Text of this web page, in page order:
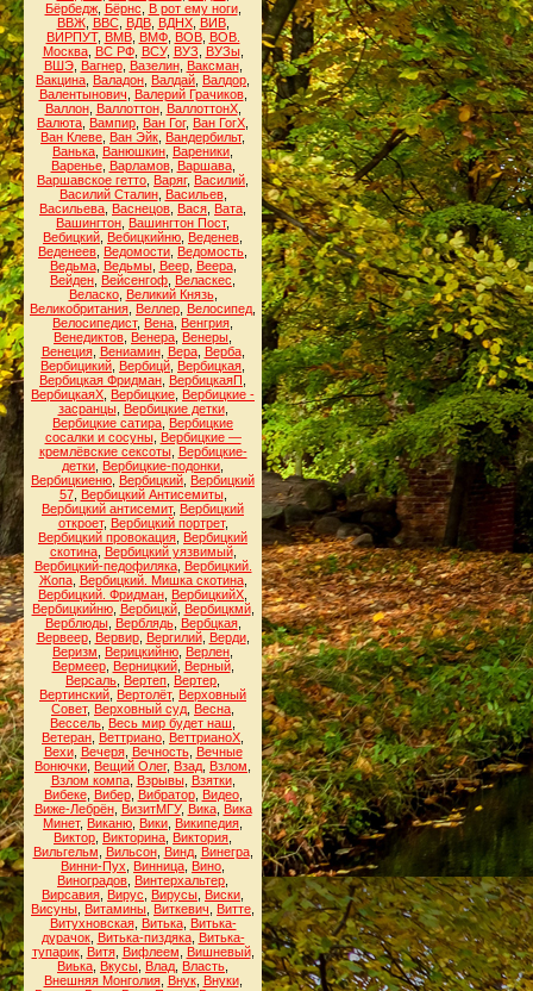
Бёрбедж, Бёрнс В рот ему ноги,
ВВЖ, ВВС, ВДВ, ВДНХ, ВИВ,
ВИРПУТ, ВМВ, ВМФ, ВОВ, ВОВ.
Москва, ВС РФ, ВСУ, ВУЗ ВУЗы,
ВШЭ, Вагнер, Вазелин, Ваксман,
Вакцина Валадон Валдай Валдор
Валентынович
Валерий Грачиков,
Валлон, Валлоттон, ВаллоттонХ,
Валюта Вампир Ван Гог, Ван ГогХ
Ван Клеве Ван Эйк Вандербильт,
Ванька Ванюшкин Вареники
Варенье, Варламов, Варшава,
Варшавское гетто Варяг, Василий
Василий Сталин, Васильев,
Васильева Васнецов Вася Вата
Вашингтон Вашингтон Пост,
Вебицкий Вебицкийню Веденев
Веденеев Ведомости Ведомость
Ведьма, Ведьмы, Веер, Веера,
Вейден Вейсенгоф Веласкес
Веласко, Великий Князь,
Великобритания Веллер Велосипед
Велосипедист, Вена Венгрия
Венедиктов Венера Венеры
Венеция, Вениамин, Вера, Верба,
Вербицикий Вербицй Вербицкая
Вербицкая Фридман ВербицкаяП
ВербицкаяХ Вербицкие Вербицкие -
засранцы, Вербицкие детки,
Вербицкие сатира Вербицкие
сосалки и сосуны, Вербицкие —
кремлёвские сексоты, Вербицкие-
детки Вербицкие-подонки
Вербицкиеню Вербицкий Вербицкий
57, Вербицкий Антисемиты,
Вербицкий антисемит, Вербицкий
откроет, Вербицкий портрет,
Вербицкий провокация Вербицкий
скотина, Вербицкий уязвимый,
Вербицкий-педофиляка, Вербицкий.
Жопа, Вербицкий. Мишка скотина,
Вербицкий. Фридман ВербицкийХ
Вербицкийню, Вербицкй, Вербицкмй,
Верблюды, Верблядь, Вербцкая,
Вервеер, Вервир, Вергилий, Верди,
Веризм
Верицкийню Верлен
Вермеер, Верницкий, Верный,
Версаль Вертеп Вертер
Вертинский Вертолёт, Верховный
Совет, Верховный суд Весна
Вессель Весь мир будет наш
Ветеран Веттриано ВеттрианоХ
Вехи, Вечеря, Вечность, Вечные
Вонючки Вещий Олег, Взад Взлом
Взлом компа, Взрывы, Взятки,
Вибеке, Вибер, Вибратор, Видео,
Виже-Лебрён, ВизитМГУ, Вика, Вика
Минет, Виканю Вики Википедия
Виктор Викторина Виктория
Вильгельм
Вильсон, Винд, Винегра,
Винни-Пух
Винница Вино
Виноградов Винтерхальтер
Вирсавия Вирус Вирусы Виски
Висуны Витамины Виткевич Витте
Витухновская, Витька, Витька-
дурачок, Витька-пиздяка, Витька-
тупарик, Витя, Вифлеем Вишневый,
Виька Вкусы Влад Власть
Внешняя Монголия, Внук, Внуки,